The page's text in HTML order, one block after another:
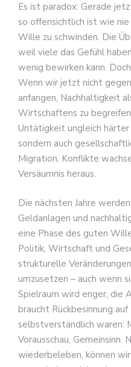
Es ist paradox: Gerade
so offensichtlich ist wie
Wille zu schwinden. Die
weil viele das Gefühl
wenig bewirken kann.
Wenn wir jetzt nicht
anfangen, Nachhaltigkeit
Wirtschaftens zu
Untätigkeit ungleich
sondern auch
Migration, Konflikte
Versäumnis heraus.
Die nächsten Jahre
Geldanlagen und
eine Phase des guten
Politik, Wirtschaft und
strukturelle
umzusetzen – auch wenn
Spielraum wird enger, die
braucht Rückbesinnung
selbstverständlich waren:
Vorausschau, Gemeinsinn.
wiederbeleben, können